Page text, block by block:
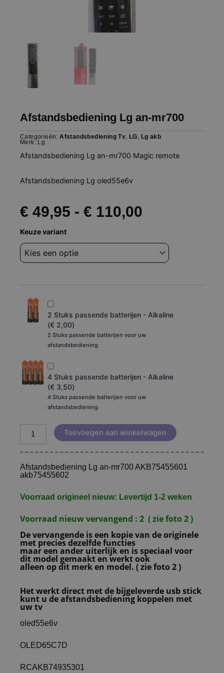
Afstandsbediening Lg an-mr700
Categorieën: Afstandsbediening Tv ,LG Lg akb
Merk: Lg
Afstandsbediening Lg an-mr700 Magic remote
Afstandsbediening Lg oled55e6v
€ 49,95 - € 110,00
tot
Keuze variant
2 Stuks passende batterijen - Alkaline
(€ 2,00)
2 Stuks passende batterijen voor uw
afstandsbediening
4 Stuks passende batterijen - Alkaline
(€ 3,50)
4 Stuks passende batterijen voor uw
afstandsbediening
Afstandsbediening
Lg
an-
mr700
Toevoegen aan winkelwagen
Afstandsbediening Lg an-mr700 AKB75455601
akb75455602
Voorraad origineel nieuw: Levertijd 1-2 weken
Voorraad nieuw vervangend : 2 ( zie foto 2 )
De vervangende is een kopie van de originele
met precies dezelfde functies
maar een ander uiterlijk en is speciaal voor
dit model gemaakt en werkt ook
alleen op dit merk en model. ( zie foto 2 )
Het werkt direct met de bijgeleverde usb stick
kunt u de afstandsbediening koppelen met
uw tv
oled55e6v
OLED65C7D
RCAKB74935301